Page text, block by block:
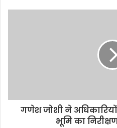
गणेश जोशी ने
भूमि का